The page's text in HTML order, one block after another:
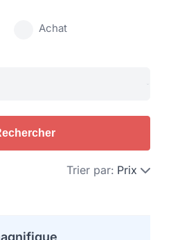
Achat
Trier par: Prix